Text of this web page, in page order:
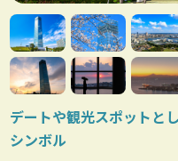
デートや観光スポットと
シンボル